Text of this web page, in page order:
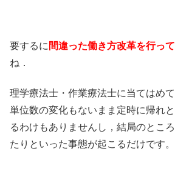
要するに 間違った働き方改革を行っ
ね．
理学療法士・作業療法士に当てはめ
単位数の変化もないまま定時に帰れ
るわけもありませんし，結局のとこ
たりといった事態が起こるだけです。